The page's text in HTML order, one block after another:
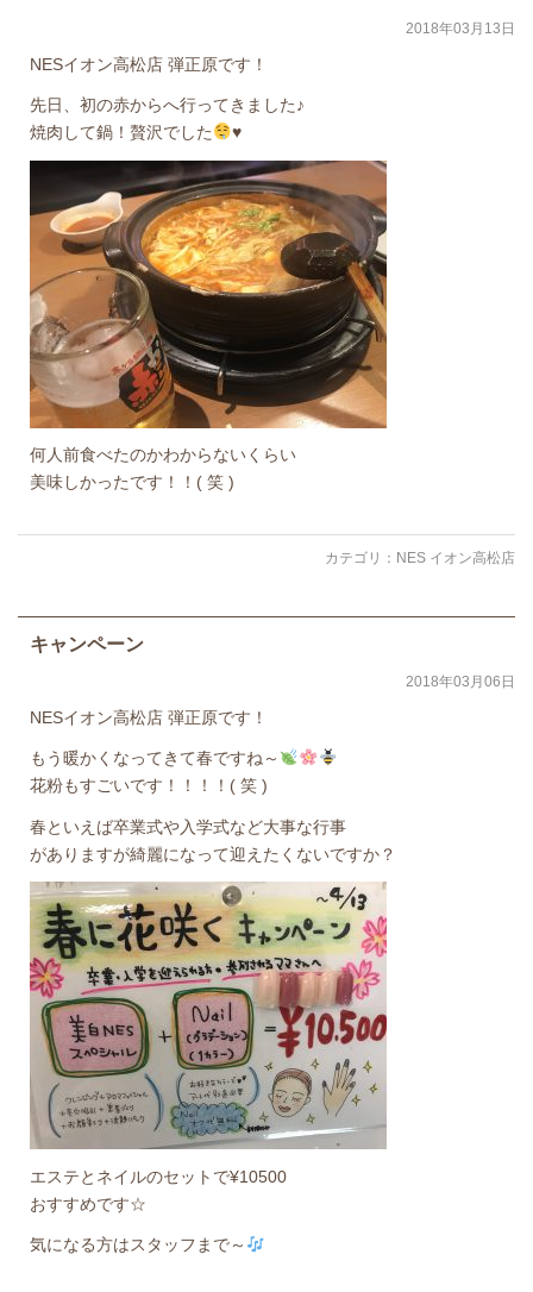
2018年03月13日
NESイオン高松店 弾正原です！
先日、初の赤からへ行ってきました♪
焼肉して鍋！贅沢でした
♥️
何人前食べたのかわからないくらい
美味しかったです！！( 笑 )
カテゴリ： NES イオン高松店
キャンペーン
2018年03月06日
NESイオン高松店 弾正原です！
もう暖かくなってきて春ですね～
花粉もすごいです！！！！( 笑 )
春といえば卒業式や入学式など大事な行事
がありますが綺麗になって迎えたくないですか？
エステとネイルのセットで¥10500
おすすめです☆
気になる方はスタッフまで～